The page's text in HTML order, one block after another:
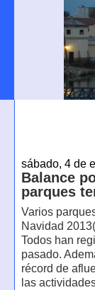
sábado, 4 de
Balance
parques
Varios
Navidad
Todos han
pasado.
récord de
las